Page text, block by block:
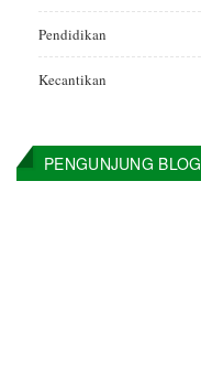
Pendidikan
Kecantikan
PENGUNJUNG BLOG